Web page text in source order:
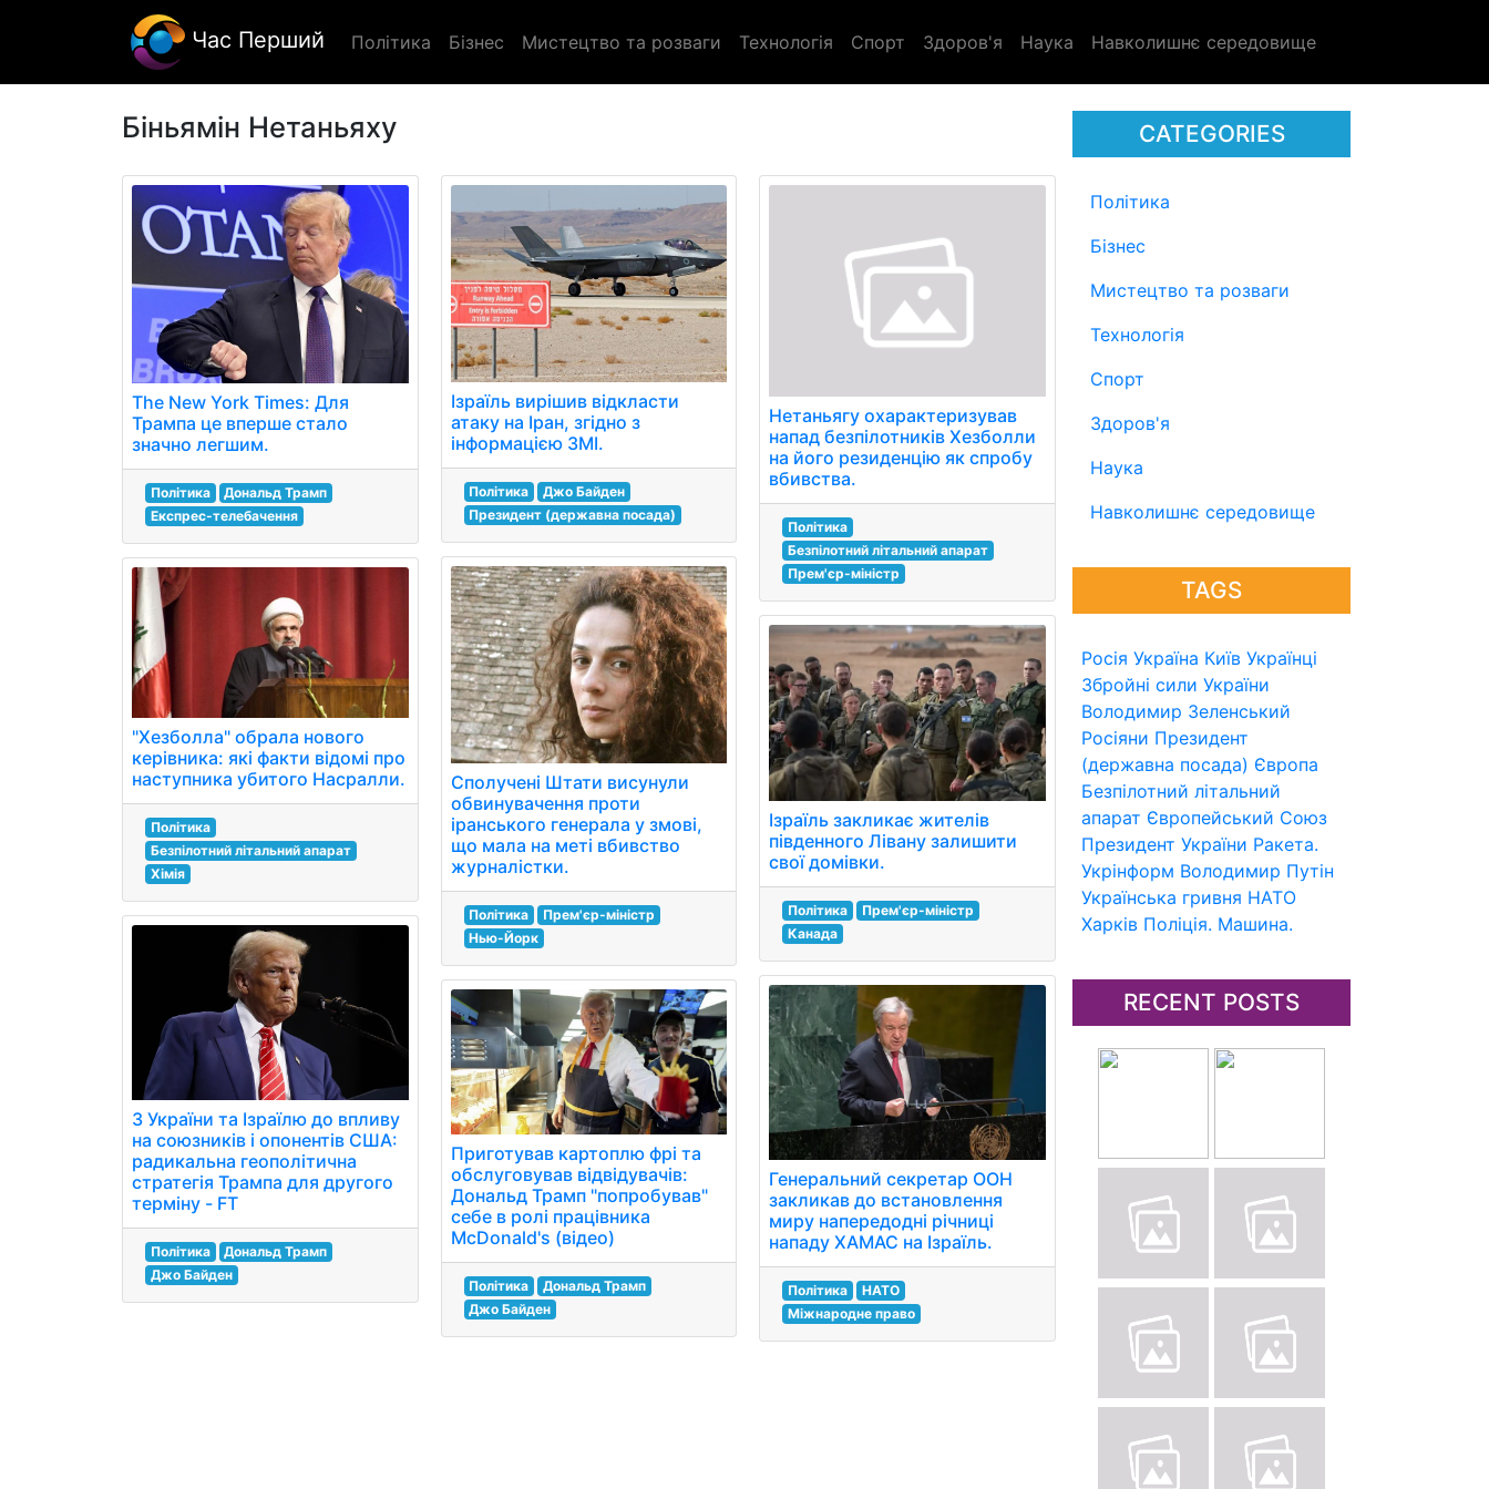
Час Перший Політика Бізнес Мистецтво та розваги Технологія Спорт Здоров'я Наука Навколишнє середовище
CATEGORIES
Політика
Бізнес
Мистецтво та розваги
Технологія
Спорт
Здоров'я
Наука
Навколишнє середовище
TAGS
Росія Україна Київ Українці
Збройні сили України
Володимир Зеленський
Росіяни Президент
(державна посада) Європа
Безпілотний літальний
апарат Європейський Союз
Президент України Ракета.
Укрінформ Володимир Путін
Українська гривня НАТО
Харків Поліція. Машина.
RECENT POSTS
Біньямін Нетаньяху
The New York Times: Для
Трампа це вперше стало
значно легшим.
Політика
Дональд Трамп
Експрес-телебачення
"Хезболла" обрала нового
керівника: які факти відомі про
наступника убитого Насралли.
Політика
Безпілотний літальний апарат
Хімія
З України та Ізраїлю до впливу
на союзників і опонентів США:
радикальна геополітична
стратегія Трампа для другого
терміну - FT
Політика
Дональд Трамп
Джо Байден
Ізраїль вирішив відкласти
атаку на Іран, згідно з
інформацією ЗМІ.
Політика
Джо Байден
Президент (державна посада)
Сполучені Штати висунули
обвинувачення проти
іранського генерала у змові,
що мала на меті вбивство
журналістки.
Політика
Прем'єр-міністр
Нью-Йорк
Приготував картоплю фрі та
обслуговував відвідувачів:
Дональд Трамп "попробував"
себе в ролі працівника
McDonald's (відео)
Політика
Дональд Трамп
Джо Байден
Нетаньягу охарактеризував
напад безпілотників Хезболли
на його резиденцію як спробу
вбивства.
Політика
Безпілотний літальний апарат
Прем'єр-міністр
Ізраїль закликає жителів
південного Лівану залишити
свої домівки.
Політика
Прем'єр-міністр
Канада
Генеральний секретар ООН
закликав до встановлення
миру напередодні річниці
нападу ХАМАС на Ізраїль.
Політика
НАТО
Міжнародне право